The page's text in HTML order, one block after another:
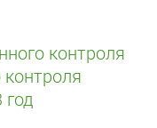
контроля
год